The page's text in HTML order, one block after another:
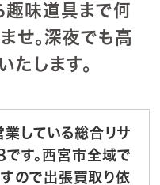
趣味道具まで何
せ。深夜でも高
たします。
している総合リサ
す。西宮市全域で
ので出張買取り依